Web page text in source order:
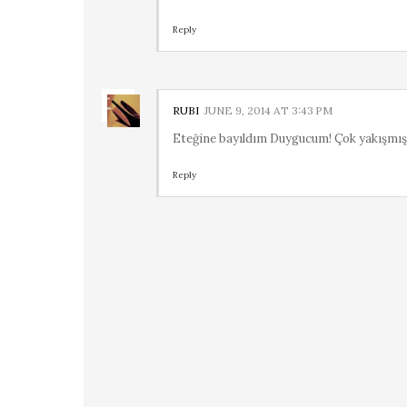
Reply
RUBI JUNE 9, 2014 AT 3:43 PM
Eteğine bayıldım Duygucum! Çok yakışmış,
Reply